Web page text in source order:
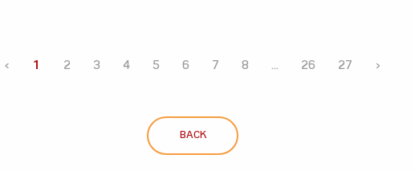
‹ 1 2 3 4 5 6 7 8 ... 26 27 ›
BACK